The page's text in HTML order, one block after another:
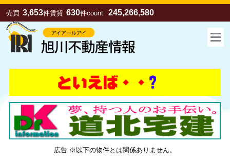
売買 3,653件賃貸 630件count 245,266,580
広告 ※以下の物件とは関係ありません。